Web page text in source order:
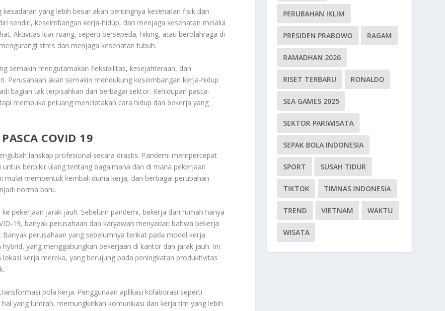
yang lebih besar akan pentingnya kesehatan fisik dan
sendiri, keseimbangan kerja-hidup, dan menjaga kesehatan melalui
Aktivitas luar ruang, seperti bersepeda, hiking, atau berolahraga di
stres dan menjaga kesehatan tubuh.
semakin mengutamakan fleksibilitas, kesejahteraan, dan
Perusahaan akan semakin mendukung keseimbangan kerja-hidup
bagian tak terpisahkan dari berbagai sektor. Kehidupan pasca-
membuka peluang menciptakan cara hidup dan bekerja yang
COVID 19
lanskap profesional secara drastis. Pandemi mempercepat
berpikir ulang tentang bagaimana dan di mana pekerjaan
mulai membentuk kembali dunia kerja, dan berbagai perubahan
norma baru.
pekerjaan jarak jauh. Sebelum pandemi, bekerja dari rumah hanya
19, banyak perusahaan dan karyawan menyadari bahwa bekerja
perusahaan yang sebelumnya terikat pada model kerja
yang menggabungkan pekerjaan di kantor dan jarak jauh. Ini
kerja mereka, yang berujung pada peningkatan produktivitas
pola kerja. Penggunaan aplikasi kolaborasi seperti
yang lumrah, memungkinkan komunikasi dan kerja tim yang lebih
PERUBAHAN IKLIM
PRESIDEN PRABOWO RAGAM
RAMADHAN 2026
RISET TERBARU RONALDO
SEA GAMES 2025
SEKTOR PARIWISATA
SEPAK BOLA INDONESIA
SPORT SUSAH TIDUR
TIKTOK TIMNAS INDONESIA
TREND VIETNAM WAKTU
WISATA